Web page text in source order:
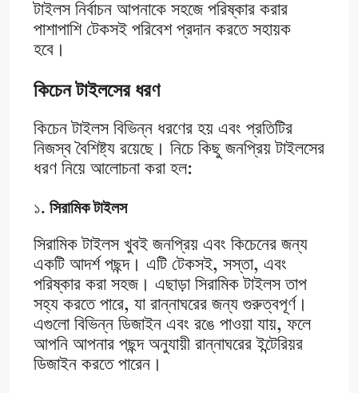
টাইলস নির্বাচন আপনাকে সহজে পরিষ্কার করার
পাশাপাশি টেকসই পরিবেশ প্রদান করতে সহায়ক
হবে।
কিচেন টাইলসের ধরণ
কিচেন টাইলস বিভিন্ন ধরণের হয় এবং প্রতিটির
নিজস্ব বৈশিষ্ট্য রয়েছে। নিচে কিছু জনপ্রিয় টাইলসের
ধরণ নিয়ে আলোচনা করা হল:
১. সিরামিক টাইলস
সিরামিক টাইলস খুবই জনপ্রিয় এবং কিচেনের জন্য
একটি আদর্শ পছন্দ। এটি টেকসই, সস্তা, এবং
পরিষ্কার করা সহজ। এছাড়া সিরামিক টাইলস তাপ
সহ্য করতে পারে, যা রান্নাঘরের জন্য গুরুত্বপূর্ণ।
এগুলো বিভিন্ন ডিজাইন এবং রঙে পাওয়া যায়, ফলে
আপনি আপনার পছন্দ অনুযায়ী রান্নাঘরের ইন্টেরিয়র
ডিজাইন করতে পারেন।